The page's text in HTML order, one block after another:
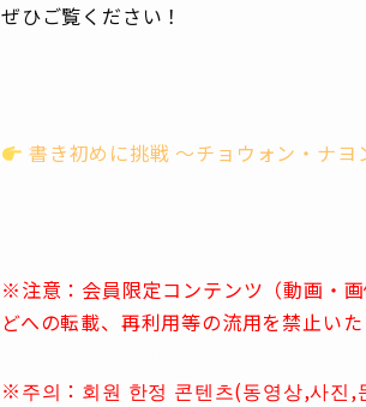
ぜひご覧ください！
書き初めに挑戦 〜チョウォン・ナヨ
※注意：会員限定コンテンツ（動画・
どへの転載、再利用等の流用を禁止いた
※주의：회원 한정 콘텐츠(동영상,사진,